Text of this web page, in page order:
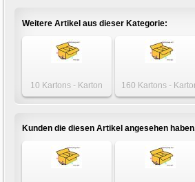
Weitere Artikel aus dieser Kategorie:
10 Kartons - Karton
1195 x 200 x 200mm
160 Kartons -
1195 x 200 x
Kunden die diesen Artikel angesehen